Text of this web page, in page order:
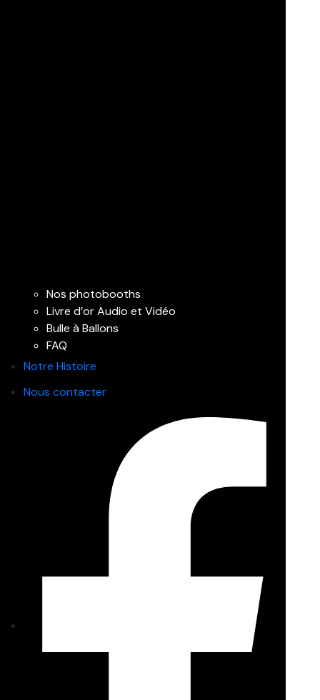
Nos photobooths
Livre d’or Audio et Vidéo
Bulle à Ballons
FAQ
Notre Histoire
Nous contacter